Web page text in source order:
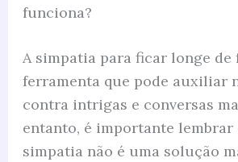
funciona?
A simpatia para ficar longe de
ferramenta que pode auxiliar
contra intrigas e conversas
entanto, é importante lembrar
simpatia não é uma solução